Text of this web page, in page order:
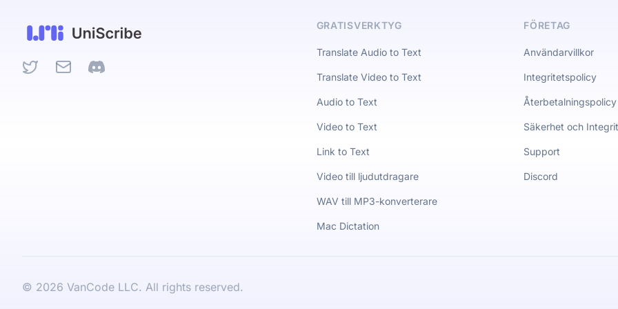
TwitterEmail Discord
GRATISVERKTYG
Translate Audio to Text
Translate Video to Text
Audio to Text
Video to Text
Link to Text
Video till ljudutdragare
WAV till MP3-konverterare
Mac Dictation
FÖRETAG
Användarvillkor
Integritetspolicy
Återbetalningspolicy
Säkerhet och
Support
Discord
© 2026 VanCode LLC. All rights reserved.